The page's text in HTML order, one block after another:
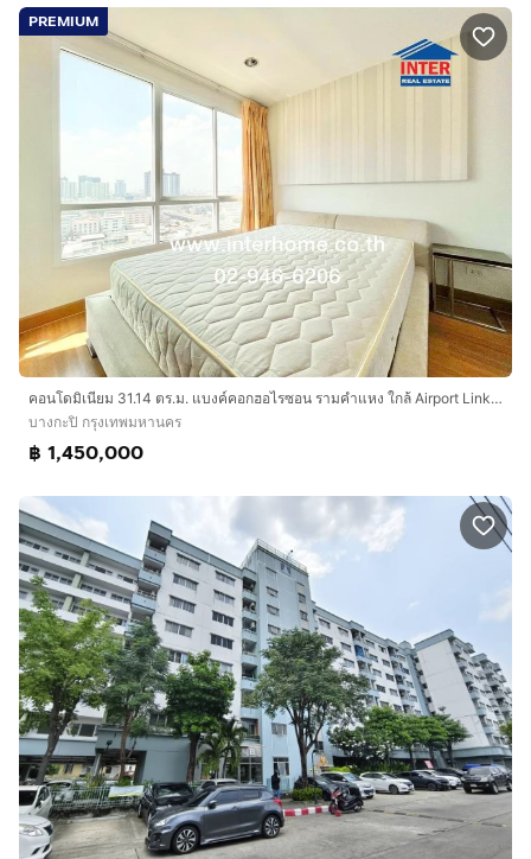
PREMIUM
คอนโดมิเนียม 31.14 ตร.ม. แบงค์คอกฮอไรซอน รามคำแหง ใกล้ Airport Linkหัวหมาก ติดถนนรามคำแหง ถนนลาดพร้าว เขตบางกะปิ กรุงเทพมหานคร
บางกะปิ กรุงเทพมหานคร
฿ 1,450,000